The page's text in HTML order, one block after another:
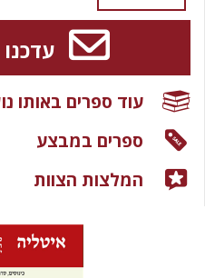
עוד ספרים באותו
ספרים במבצע
המלצות הצוות